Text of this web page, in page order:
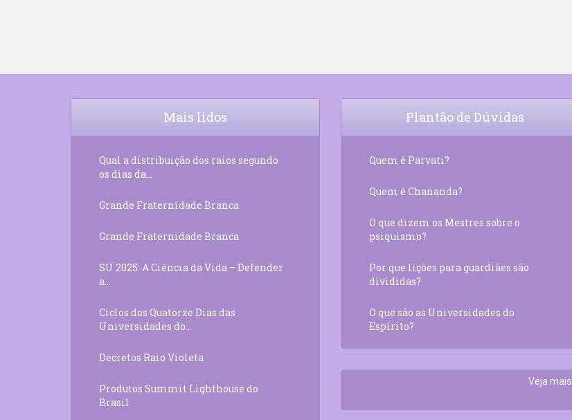
Mais lidos
Qual a distribuição dos raios segundo
os dias da...
Grande Fraternidade Branca
Grande Fraternidade Branca
SU 2025: A Ciência da Vida – Defender
a...
Ciclos dos Quatorze Dias das
Universidades do...
Decretos Raio Violeta
Produtos Summit Lighthouse do
Brasil
Plantão de Dúvidas
Quem é Parvati?
Quem é Chananda?
O que dizem os Mestres sobre o
psiquismo?
Por que lições para guardiães são
divididas?
O que são as Universidades do
Espírito?
Veja mais